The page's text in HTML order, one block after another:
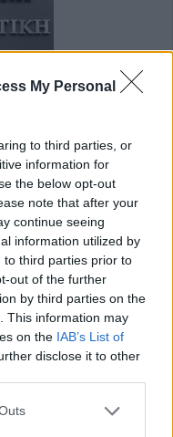
My Personal
to third parties, or
information for
the below opt-out
note that after your
continue seeing
information utilized by
to third parties prior to
out of the further
by third parties on the
This information may
on the IAB’s List of
disclose it to other
στη χώρα
ανεργίας στη χώρα
προς τα
αναθεωρημένου προς